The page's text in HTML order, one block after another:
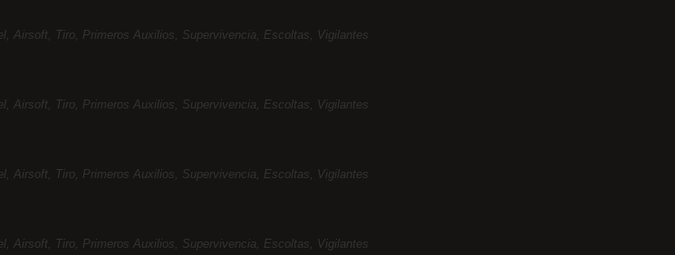
Airsoft, Tiro, Primeros Auxilios, Supervivencia, Escoltas, Vigilantes
Airsoft, Tiro, Primeros Auxilios, Supervivencia, Escoltas, Vigilantes
Airsoft, Tiro, Primeros Auxilios, Supervivencia, Escoltas, Vigilantes
Airsoft, Tiro, Primeros Auxilios, Supervivencia, Escoltas, Vigilantes